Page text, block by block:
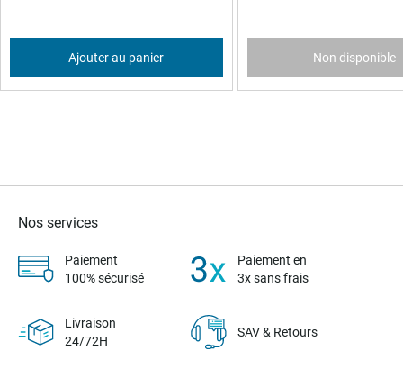
Ajouter au panier Non disponible
Nos services
Paiement
100% sécurisé
Paiement en
3x sans frais
Livraison
24/72H
SAV & Retours